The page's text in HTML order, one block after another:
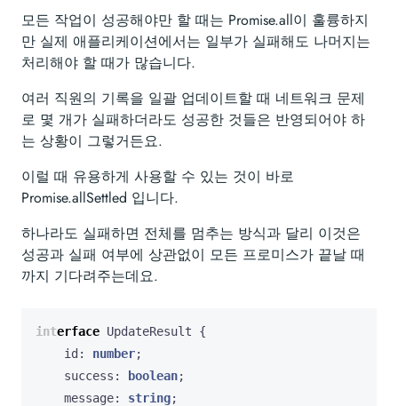
모든 작업이 성공해야만 할 때는 Promise.all이 훌륭하지
만 실제 애플리케이션에서는 일부가 실패해도 나머지는
처리해야 할 때가 많습니다.
여러 직원의 기록을 일괄 업데이트할 때 네트워크 문제
로 몇 개가 실패하더라도 성공한 것들은 반영되어야 하
는 상황이 그렇거든요.
이럴 때 유용하게 사용할 수 있는 것이 바로
Promise.allSettled 입니다.
하나라도 실패하면 전체를 멈추는 방식과 달리 이것은
성공과 실패 여부에 상관없이 모든 프로미스가 끝날 때
까지 기다려주는데요.
interface UpdateResult
{
id : number;
success : boolean;
message: string;